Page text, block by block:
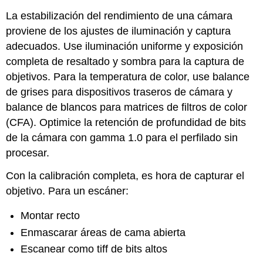
La estabilización del rendimiento de una cámara
proviene de los ajustes de iluminación y captura
adecuados. Use iluminación uniforme y exposición
completa de resaltado y sombra para la captura de
objetivos. Para la temperatura de color, use balance
de grises para dispositivos traseros de cámara y
balance de blancos para matrices de filtros de color
(CFA). Optimice la retención de profundidad de bits
de la cámara con gamma 1.0 para el perfilado sin
procesar.
Con la calibración completa, es hora de capturar el
objetivo. Para un escáner:
Montar recto
Enmascarar áreas de cama abierta
Escanear como tiff de bits altos